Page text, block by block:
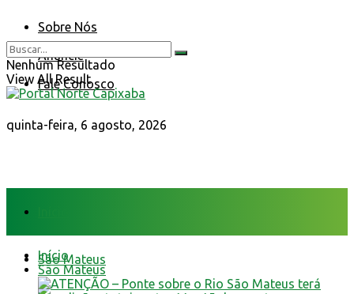
Sobre Nós
Anuncie
Fale Conosco
quinta-feira, 6 agosto, 2026
Nenhum Resultado
View All Result
São Mateus
Início
São Mateus